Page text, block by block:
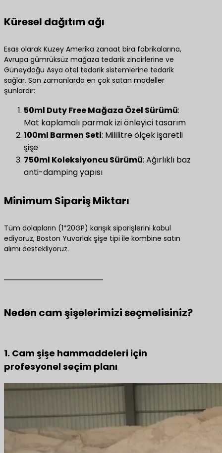
Küresel dağıtım ağı
Esas olarak Kuzey Amerika zanaat bira fabrikalarına,
Avrupa gümrüksüz mağaza tedarik zincirlerine ve
Güneydoğu Asya otel tedarik sistemlerine tedarik
sağlar. Son zamanlarda en çok satan modeller
şunlardır:
​50ml Duty Free Mağaza Özel Sürümü​​:
Mat kaplamalı parmak izi önleyici tasarım
​100ml Barmen Seti​​: Mililitre ölçek işaretli
şişe
​750ml Koleksiyoncu Sürümü​​: Ağırlıklı baz
anti-damping yapısı
Minimum Sipariş Miktarı
Tüm dolapların (1*20GP) karışık siparişlerini kabul
ediyoruz, Boston Yuvarlak şişe tipi ile kombine satın
alımı destekliyoruz.
Neden cam şişelerimizi seçmelisiniz?
1. Cam şişe hammaddeleri için
profesyonel seçim planı